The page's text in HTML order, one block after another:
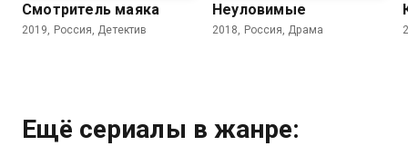
Смотритель маяка
2019, Россия, Детектив
Неуловимые
2018, Россия, Драма
Ещё сериалы в жанре: